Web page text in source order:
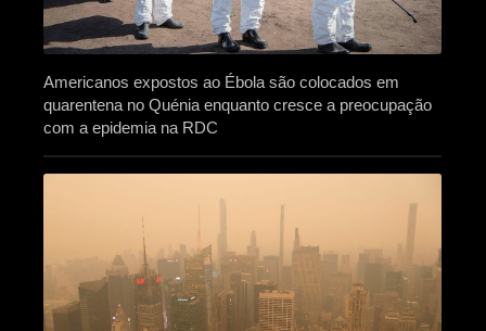
Americanos expostos ao Ébola são colocados em
quarentena no Quénia enquanto cresce a preocupação
com a epidemia na RDC